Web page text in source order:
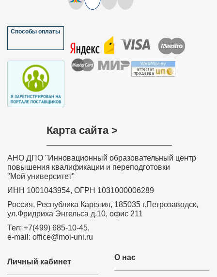
Способы оплаты
Карта сайта >
АНО ДПО "Инновационный образовательный центр
повышения квалификации и переподготовки
"Мой университет"
ИНН 1001043954, ОГРН 1031000006289
Россия, Республика Карелия, 185035 г.Петрозаводск,
ул.Фридриха Энгельса д.10, офис 211
Тел: +7(499) 685-10-45,
e-mail: office@moi-uni.ru
О нас
Личный кабинет